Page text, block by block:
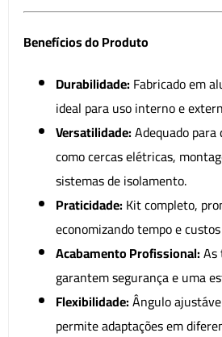
Benefícios do Produto
Durabilidade: Fabricado em
ideal para uso interno e
Versatilidade:Adequado
como cercas elétricas,
sistemas de isolamento.
Praticidade: Kit completo,
economizando tempo e
Acabamento Profissional:
garantem segurança e uma
Flexibilidade:Ângulo
permite adaptações em